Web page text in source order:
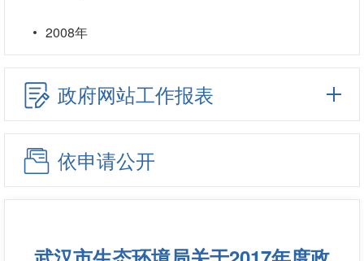
2008年
政府网站工作报表
依申请公开